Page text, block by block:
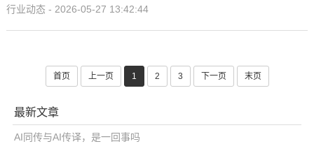
行业动态 - 2026-05-27 13:42:44
首页 上一页 1 2 3 下一页 末页
最新文章
AI同传与AI传译，是一回事吗